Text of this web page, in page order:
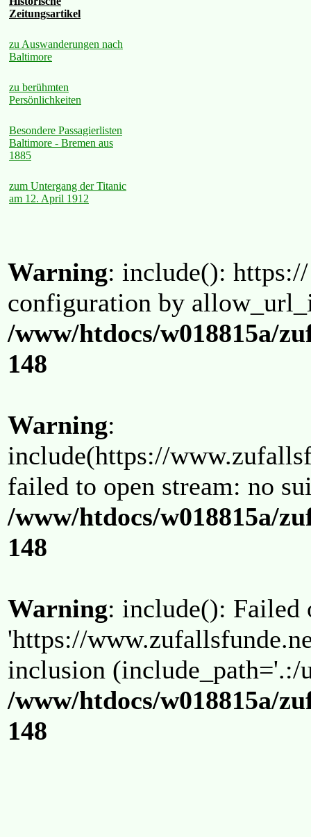
Zeitungsartikel
zu Auswanderungen nach
Baltimore
zu berühmten
Persönlichkeiten
Besondere Passagierlisten
Baltimore - Bremen aus
1885
zum Untergang der Titanic
am 12. April 1912
Warning: include():
configuration by
/www/htdocs/w018815a/
148
Warning:
include(https://
failed to open stream: no
/www/htdocs/w018815a/
148
Warning: include(): Failed
'https://
inclusion (include_path='.:/
/www/htdocs/w018815a/
148